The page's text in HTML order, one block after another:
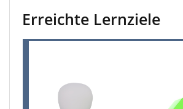
Erreichte Lernziele